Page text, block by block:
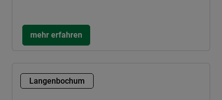
mehr erfahren
Langenbochum